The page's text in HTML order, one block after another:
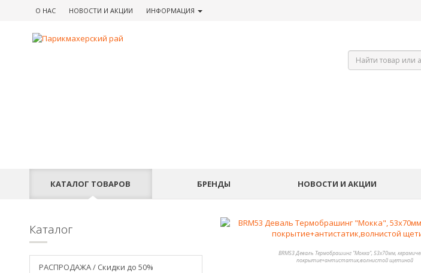
О НАС НОВОСТИ И АКЦИИ ИНФОРМАЦИЯ
КАТАЛОГ ТОВАРОВ БРЕНДЫ НОВОСТИ И АКЦИИ
BRM53 Деваль Термобрашинг "Мокка", 53х70мм,
покрытие+антистатик,волнистой щетиной
Каталог
РАСПРОДАЖА / Скидки до 50%